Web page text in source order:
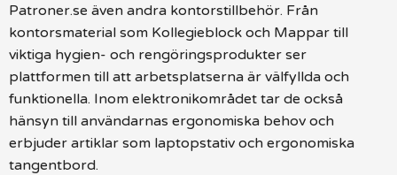
Patroner.se även andra kontorstillbehör. Från
kontorsmaterial som Kollegieblock och Mappar till
viktiga hygien- och rengöringsprodukter ser
plattformen till att arbetsplatserna är välfyllda och
funktionella. Inom elektronikområdet tar de också
hänsyn till användarnas ergonomiska behov och
erbjuder artiklar som laptopstativ och ergonomiska
tangentbord.